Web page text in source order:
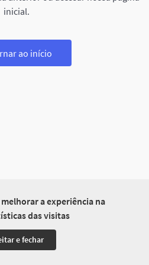
a experiência na
das visitas
e fechar
inicial.
ao início